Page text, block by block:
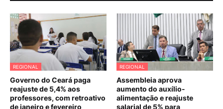
REGIONAL
Governo do Ceará paga
reajuste de 5,4% aos
professores, com retroativo
de janeiro e fevereiro
REGIONAL
Assembleia aprova
aumento do auxílio-
alimentação e reajuste
salarial de 5% para